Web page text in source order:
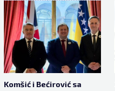
Komšić i Bećirović sa